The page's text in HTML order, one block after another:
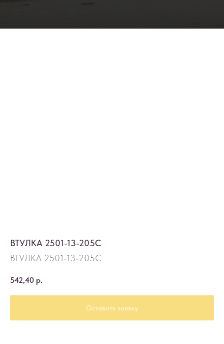
ВТУЛКА 2501-13-205С
ВТУЛКА 2501-13-205С
542,40 р.
Оставить заявку